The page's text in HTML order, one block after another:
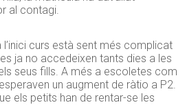
al contagi.
l’inici curs està sent més complicat
ja no accedeixen tants dies a les
seus fills. A més a escoletes com
un augment de ràtio a P2.
els petits han de rentar-se les